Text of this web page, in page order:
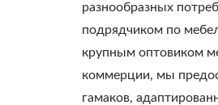
разнообразных
подрядчиком по
крупным оптовиком
коммерции, мы
гамаков,